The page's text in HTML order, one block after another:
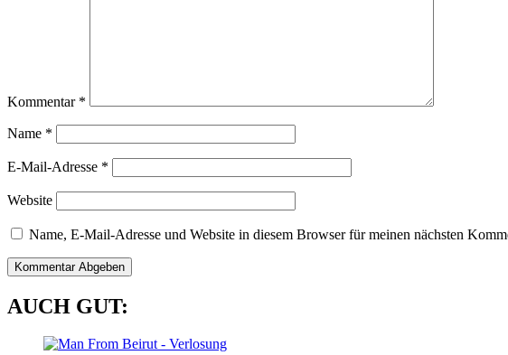
Kommentar *
Name *
E-Mail-Adresse *
Website
Name, E-Mail-Adresse und Website in diesem Browser für meinen nächsten
AUCH GUT: